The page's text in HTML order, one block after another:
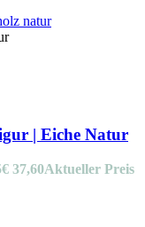
| Eiche Natur
€ 37,60Aktueller Preis